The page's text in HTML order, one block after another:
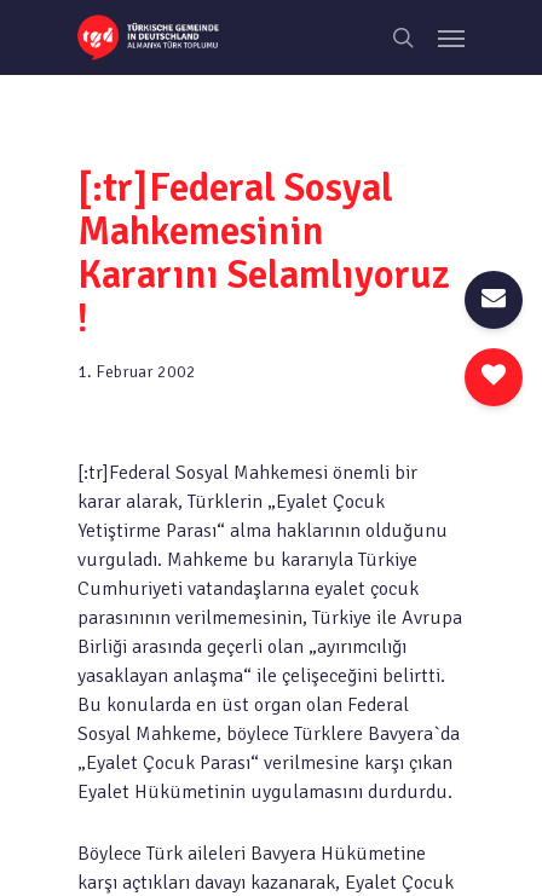
main
search
Menu
[:tr]Federal Sosyal
Mahkemesinin
Kararını Selamlıyoruz
!
1. Februar 2002
[:tr]Federal Sosyal Mahkemesi önemli bir
karar alarak, Türklerin „Eyalet Çocuk
Yetiştirme Parası“ alma haklarının olduğunu
vurguladı. Mahkeme bu kararıyla Türkiye
Cumhuriyeti vatandaşlarına eyalet çocuk
parasınının verilmemesinin, Türkiye ile Avrupa
Birliği arasında geçerli olan „ayırımcılığı
yasaklayan anlaşma“ ile çelişeceğini belirtti.
Bu konularda en üst organ olan Federal
Sosyal Mahkeme, böylece Türklere Bavyera`da
„Eyalet Çocuk Parası“ verilmesine karşı çıkan
Eyalet Hükümetinin uygulamasını durdurdu.
Böylece Türk aileleri Bavyera Hükümetine
karşı açtıkları davayı kazanarak, Eyalet Çocuk